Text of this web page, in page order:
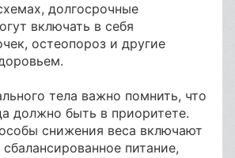
долгосрочные
включать в себя
остеопороз и другие
тела важно помнить, что
должно быть в приоритете.
снижения веса включают
питание,